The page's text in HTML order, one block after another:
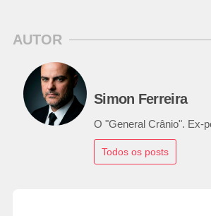
AUTOR
Simon Ferreira
O "General Crânio". Ex-
Todos os posts